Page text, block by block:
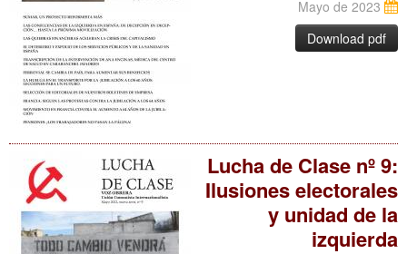
Download pdf
Lucha de Clase nº 9:
Ilusiones electorales
y unidad de la
izquierda